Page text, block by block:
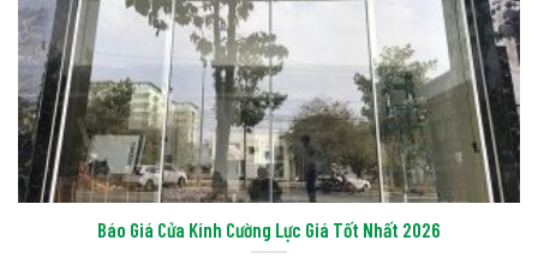
Báo Giá Cửa Kính Cường Lực Giá Tốt Nhất 2026